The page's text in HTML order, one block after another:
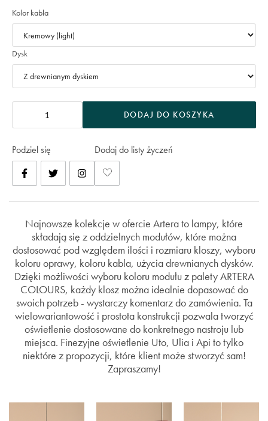
Kolor kabla
Dysk
DODAJ DO KOSZYKA
Podziel się Dodaj do listy życzeń
Najnowsze kolekcje w ofercie Artera to lampy, które
składają się z oddzielnych modułów, które można
dostosować pod względem ilości i rozmiaru kloszy, wyboru
koloru oprawy, koloru kabla, użycia drewnianych dysków.
Dzięki możliwości wyboru koloru modułu z palety ARTERA
COLOURS, każdy klosz można idealnie dopasować do
swoich potrzeb - wystarczy komentarz do zamówienia. Ta
wielowariantowość i prostota konstrukcji pozwala tworzyć
oświetlenie dostosowane do konkretnego nastroju lub
miejsca. Finezyjne oświetlenie Uto, Ulia i Api to tylko
niektóre z propozycji, które klient może stworzyć sam!
Zapraszamy!